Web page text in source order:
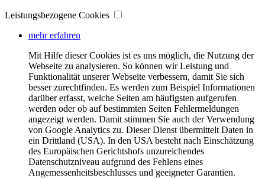
Leistungsbezogene Cookies
mehr erfahren
Mit Hilfe dieser Cookies ist es uns möglich, die Nutzung der
Webseite zu analysieren. So können wir Leistung und
Funktionalität unserer Webseite verbessern, damit Sie sich
besser zurechtfinden. Es werden zum Beispiel Informationen
darüber erfasst, welche Seiten am häufigsten aufgerufen
werden oder ob auf bestimmten Seiten Fehlermeldungen
angezeigt werden. Damit stimmen Sie auch der Verwendung
von Google Analytics zu. Dieser Dienst übermittelt Daten in
ein Drittland (USA). In den USA besteht nach Einschätzung
des Europäischen Gerichtshofs unzureichendes
Datenschutzniveau aufgrund des Fehlens eines
Angemessenheitsbeschlusses und geeigneter Garantien.